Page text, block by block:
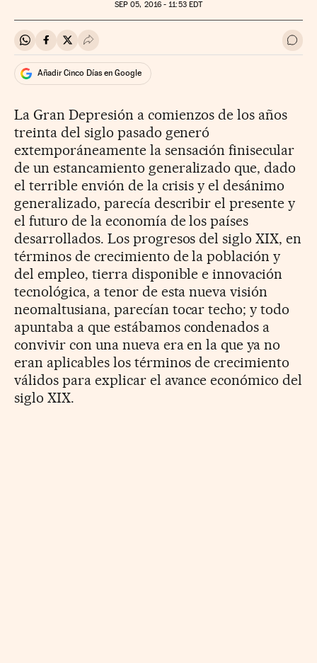
SEP 05, 2016 - 11:53EDT
Compartir en Whatsapp
Compartir en Facebook
Compartir en Twitter
Desplegar Redes Sociales Ir a
Añadir Cinco Días en Google
La Gran Depresión a comienzos de los años
treinta del siglo pasado generó
extemporáneamente la sensación finisecular
de un estancamiento generalizado que, dado
el terrible envión de la crisis y el desánimo
generalizado, parecía describir el presente y
el futuro de la economía de los países
desarrollados. Los progresos del siglo XIX, en
términos de crecimiento de la población y
del empleo, tierra disponible e innovación
tecnológica, a tenor de esta nueva visión
neomaltusiana, parecían tocar techo; y todo
apuntaba a que estábamos condenados a
convivir con una nueva era en la que ya no
eran aplicables los términos de crecimiento
válidos para explicar el avance económico del
siglo XIX.